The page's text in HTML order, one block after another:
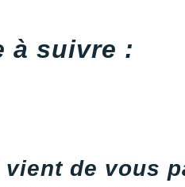
à suivre :
vient de vous